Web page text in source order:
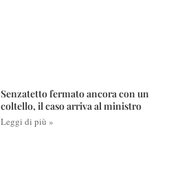
Senzatetto fermato ancora con un
coltello, il caso arriva al ministro
Leggi di più »